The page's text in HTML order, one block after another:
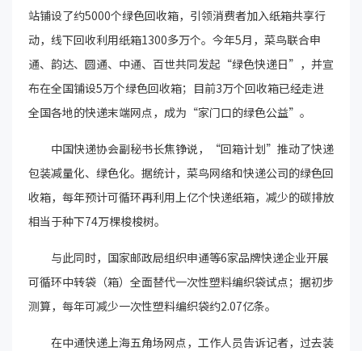
站铺设了约5000个绿色回收箱，引领消费者加入纸箱共享行
动，线下回收利用纸箱1300多万个。今年5月，菜鸟联合申
通、韵达、圆通、中通、百世共同发起“绿色快递日”，并宣
布在全国铺设5万个绿色回收箱；目前3万个回收箱已经走进
全国各地的快递末端网点，成为“家门口的绿色公益”。
中国快递协会副秘书长焦铮说，“回箱计划”推动了快递
包装减量化、绿色化。据统计，菜鸟网络和快递公司的绿色回
收箱，每年预计可循环再利用上亿个快递纸箱，减少的碳排放
相当于种下74万棵梭梭树。
与此同时，国家邮政局组织申通等6家品牌快递企业开展
可循环中转袋（箱）全面替代一次性塑料编织袋试点；据初步
测算，每年可减少一次性塑料编织袋约2.07亿条。
在中通快递上海五角场网点，工作人员告诉记者，过去装